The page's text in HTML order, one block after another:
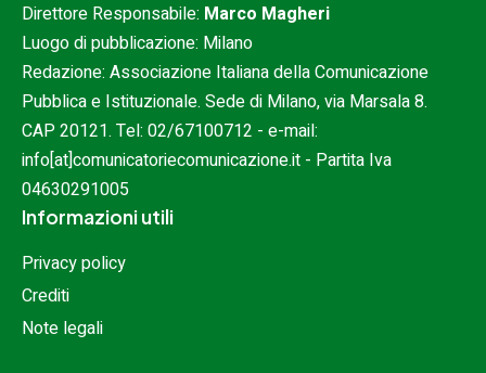
Direttore Responsabile: Marco Magheri
Luogo di pubblicazione: Milano
Redazione: Associazione Italiana della Comunicazione
Pubblica e Istituzionale. Sede di Milano, via Marsala 8.
CAP 20121. Tel: 02/67100712 - e-mail:
info[at]comunicatoriecomunicazione.it - Partita Iva
04630291005
Informazioni utili
Privacy policy
Crediti
Note legali